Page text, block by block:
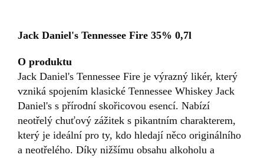
Jack Daniel's Tennessee Fire 35% 0,7l
O produktu
Jack Daniel's Tennessee Fire je výrazný likér, který
vzniká spojením klasické Tennessee Whiskey Jack
Daniel's s přírodní skořicovou esencí. Nabízí
neotřelý chuťový zážitek s pikantním charakterem,
který je ideální pro ty, kdo hledají něco originálního
a neotřelého. Díky nižšímu obsahu alkoholu a